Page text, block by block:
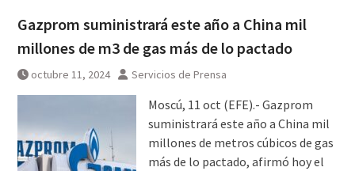
Gazprom suministrará este año a China mil
millones de m3 de gas más de lo pactado
octubre 11, 2024 Servicios de Prensa
Moscú, 11 oct (EFE).- Gazprom
suministrará este año a China mil
millones de metros cúbicos de gas
más de lo pactado, afirmó hoy el